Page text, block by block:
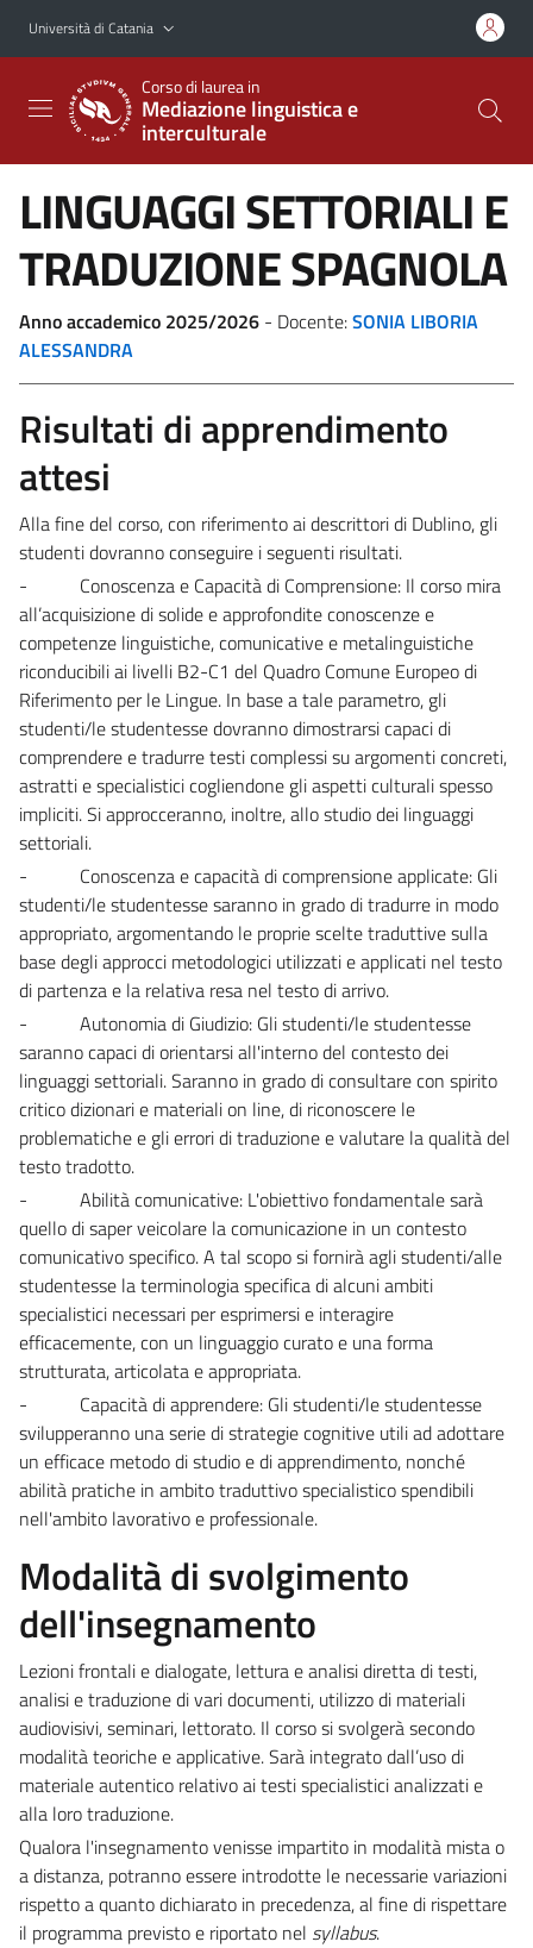
Vai al contenuto principale
Vai al menu di navigazione
Università di Catania
Corso di laurea in
Mediazione linguistica e
interculturale
LINGUAGGI SETTORIALI E
TRADUZIONE SPAGNOLA
Anno accademico 2025/2026 - Docente:SONIA LIBORIA
ALESSANDRA
Risultati di apprendimento
attesi
Alla fine del corso, con riferimento ai descrittori di Dublino, gli
studenti dovranno conseguire i seguenti risultati.
- Conoscenza e Capacità di Comprensione: Il corso mira
all’acquisizione di solide e approfondite conoscenze e
competenze linguistiche, comunicative e metalinguistiche
riconducibili ai livelli B2-C1 del Quadro Comune Europeo di
Riferimento per le Lingue. In base a tale parametro, gli
studenti/le studentesse dovranno dimostrarsi capaci di
comprendere e tradurre testi complessi su argomenti concreti,
astratti e specialistici cogliendone gli aspetti culturali spesso
impliciti. Si approcceranno, inoltre, allo studio dei linguaggi
settoriali.
- Conoscenza e capacità di comprensione applicate: Gli
studenti/le studentesse saranno in grado di tradurre in modo
appropriato, argomentando le proprie scelte traduttive sulla
base degli approcci metodologici utilizzati e applicati nel testo
di partenza e la relativa resa nel testo di arrivo.
- Autonomia di Giudizio: Gli studenti/le studentesse
saranno capaci di orientarsi all'interno del contesto dei
linguaggi settoriali. Saranno in grado di consultare con spirito
critico dizionari e materiali on line, di riconoscere le
problematiche e gli errori di traduzione e valutare la qualità del
testo tradotto.
- Abilità comunicative: L'obiettivo fondamentale sarà
quello di saper veicolare la comunicazione in un contesto
comunicativo specifico. A tal scopo si fornirà agli studenti/alle
studentesse la terminologia specifica di alcuni ambiti
specialistici necessari per esprimersi e interagire
efficacemente, con un linguaggio curato e una forma
strutturata, articolata e appropriata.
- Capacità di apprendere: Gli studenti/le studentesse
svilupperanno una serie di strategie cognitive utili ad adottare
un efficace metodo di studio e di apprendimento, nonché
abilità pratiche in ambito traduttivo specialistico spendibili
nell'ambito lavorativo e professionale.
Modalità di svolgimento
dell'insegnamento
Lezioni frontali e dialogate, lettura e analisi diretta di testi,
analisi e traduzione di vari documenti, utilizzo di materiali
audiovisivi, seminari, lettorato. Il corso si svolgerà secondo
modalità teoriche e applicative. Sarà integrato dall’uso di
materiale autentico relativo ai testi specialistici analizzati e
alla loro traduzione.
Qualora l'insegnamento venisse impartito in modalità mista o
a distanza, potranno essere introdotte le necessarie variazioni
rispetto a quanto dichiarato in precedenza, al fine di rispettare
il programma previsto e riportato nel syllabus.